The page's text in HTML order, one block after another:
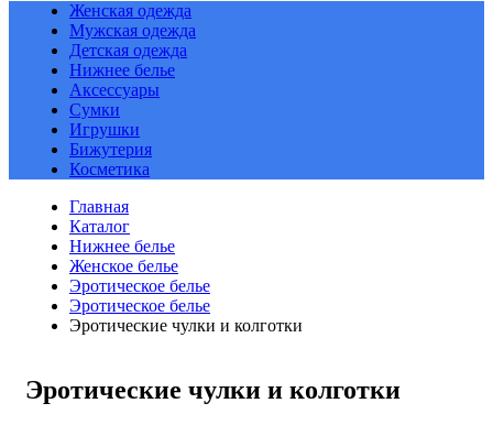
Женская одежда
Мужская одежда
Детская одежда
Нижнее белье
Аксессуары
Сумки
Игрушки
Бижутерия
Косметика
Главная
Каталог
Нижнее белье
Женское белье
Эротическое белье
Эротическое белье
Эротические чулки и колготки
Эротические чулки и колготки